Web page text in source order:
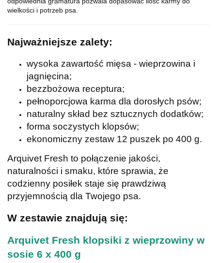
wielkości i potrzeb psa.
Najważniejsze zalety:
wysoka zawartość mięsa - wieprzowina i
jagnięcina;
bezzbożowa receptura;
pełnoporcjowa karma dla dorosłych psów;
naturalny skład bez sztucznych dodatków;
forma soczystych klopsów;
ekonomiczny zestaw 12 puszek po 400 g.
Arquivet Fresh to połączenie jakości,
naturalności i smaku, które sprawia, że
codzienny posiłek staje się prawdziwą
przyjemnością dla Twojego psa.
W zestawie znajdują się:
Arquivet Fresh klopsiki z wieprzowiny w
sosie 6 x 400 g